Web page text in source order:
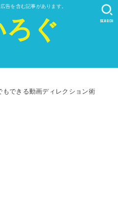
告を含む記事があります。
ぐ SEARCH
できる動画ディレクション術